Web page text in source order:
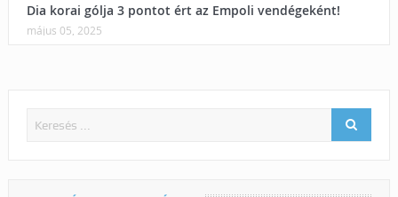
Dia korai gólja 3 pontot ért az Empoli vendégeként!
május 05, 2025